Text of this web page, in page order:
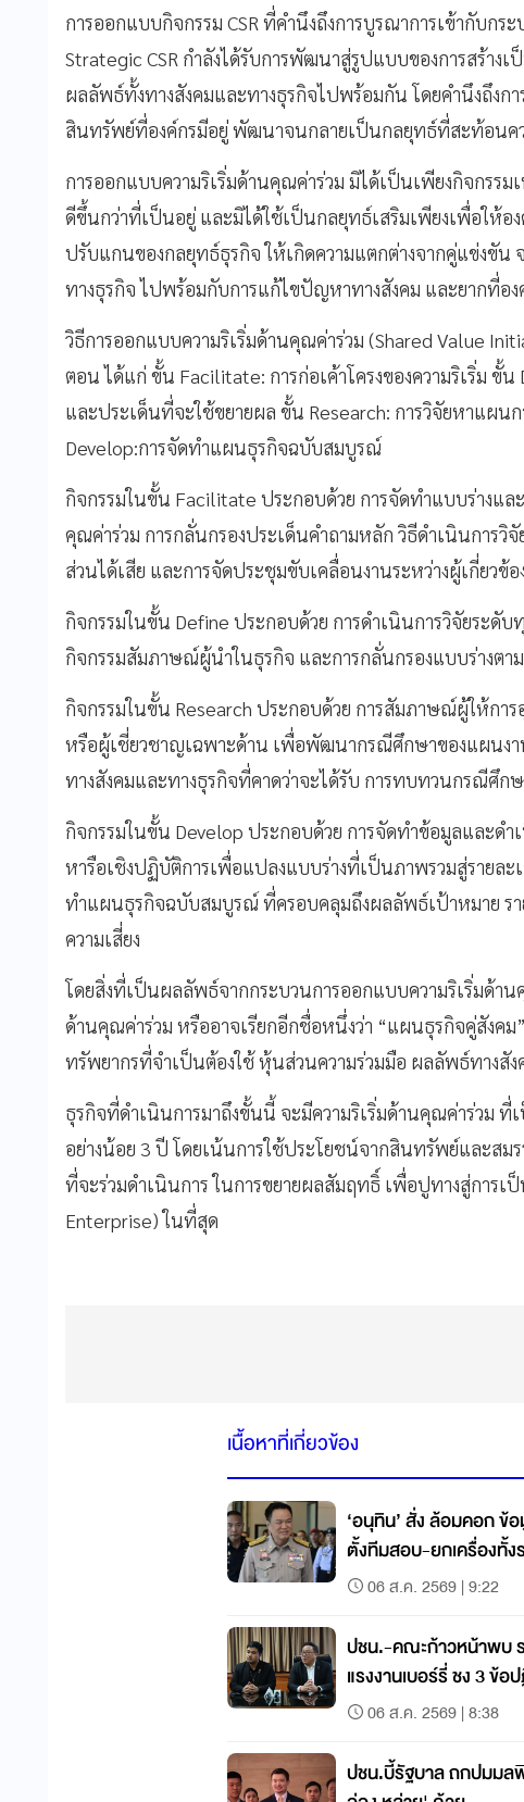
การออกแบบกิจกรรม CSR ที่คำนึงถึงการบูรณาการเข้ากับกร
Strategic CSR กำลังได้รับการพัฒนาสู่รูปแบบของการสร้าง
ผลลัพธ์ทั้งทางสังคมและทางธุรกิจไปพร้อมกัน โดยคำนึงถึงก
สินทรัพย์ที่องค์กรมีอยู่ พัฒนาจนกลายเป็นกลยุทธ์ที่สะท้อนค
การออกแบบความริเริ่มด้านคุณค่าร่วม มิได้เป็นเพียงกิจกรรม
ดีขึ้นกว่าที่เป็นอยู่ และมิได้ใช้เป็นกลยุทธ์เสริมเพียงเพื่อให้อ
ปรับแกนของกลยุทธ์ธุรกิจ ให้เกิดความแตกต่างจากคู่แข่งขัน
ทางธุรกิจ ไปพร้อมกับการแก้ไขปัญหาทางสังคม และยากที่อ
วิธีการออกแบบความริเริ่มด้านคุณค่าร่วม (Shared Value
ตอน ได้แก่ ขั้น Facilitate: การก่อเค้าโครงของความริเริ่ม ขั้
และประเด็นที่จะใช้ขยายผล ขั้น Research: การวิจัยหาแผ
Develop:การจัดทำแผนธุรกิจฉบับสมบูรณ์
กิจกรรมในขั้น Facilitate ประกอบด้วย การจัดทำแบบร่างแล
คุณค่าร่วม การกลั่นกรองประเด็นคำถามหลัก วิธีดำเนินการ
ส่วนได้เสีย และการจัดประชุมขับเคลื่อนงานระหว่างผู้เกี่ยวข้อ
กิจกรรมในขั้น Define ประกอบด้วย การดำเนินการวิจัยระดั
กิจกรรมสัมภาษณ์ผู้นำในธุรกิจ และการกลั่นกรองแบบร่างต
กิจกรรมในขั้น Research ประกอบด้วย การสัมภาษณ์ผู้ให้ก
หรือผู้เชี่ยวชาญเฉพาะด้าน เพื่อพัฒนากรณีศึกษาของแผนงา
ทางสังคมและทางธุรกิจที่คาดว่าจะได้รับ การทบทวนกรณีศึก
กิจกรรมในขั้น Develop ประกอบด้วย การจัดทำข้อมูลและด
หารือเชิงปฏิบัติการเพื่อแปลงแบบร่างที่เป็นภาพรวมสู่รายล
ทำแผนธุรกิจฉบับสมบูรณ์ ที่ครอบคลุมถึงผลลัพธ์เป้าหมาย ร
ความเสี่ยง
โดยสิ่งที่เป็นผลลัพธ์จากกระบวนการออกแบบความริเริ่มด้า
ด้านคุณค่าร่วม หรืออาจเรียกอีกชื่อหนึ่งว่า “แผนธุรกิจคู่สังคม
ทรัพยากรที่จำเป็นต้องใช้ หุ้นส่วนความร่วมมือ ผลลัพธ์ทางสั
ธุรกิจที่ดำเนินการมาถึงขั้นนี้ จะมีความริเริ่มด้านคุณค่าร่วม
อย่างน้อย 3 ปี โดยเน้นการใช้ประโยชน์จากสินทรัพย์และส
ที่จะร่วมดำเนินการ ในการขยายผลสัมฤทธิ์ เพื่อปูทางสู่การเ
Enterprise) ในที่สุด
เนื้อหาที่เกี่ยวข้อง
‘อนุทิน’ สั่ง ล้อมคอก
ตั้งทีมสอบ-ยกเครื่องทั้ง
06 ส.ค. 2569 | 9:22
ปชน.-คณะก้าวหน้าพบ
แรงงานเบอร์รี่ ชง 3 ข้อ
06 ส.ค. 2569 | 8:38
ปชน.บี้รัฐบาล ถกปมม